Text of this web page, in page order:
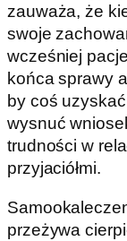
zauważa, że
swoje
wcześniej
końca sprawy
by coś
wysnuć
trudności w
przyjaciółmi.
przeżywa